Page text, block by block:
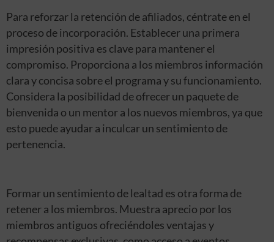
Para reforzar la retención de afiliados, céntrate en el
proceso de incorporación. Establecer una primera
impresión positiva es clave para mantener el
compromiso. Proporciona a los miembros información
clara y concisa sobre el programa y su funcionamiento.
Considera la posibilidad de ofrecer un paquete de
bienvenida o un mentor a los nuevos miembros, ya que
esto puede ayudar a inculcar un sentimiento de
pertenencia.
Formar un sentimiento de lealtad es otra forma de
retener a los miembros. Muestra aprecio por los
miembros antiguos ofreciéndoles ventajas y